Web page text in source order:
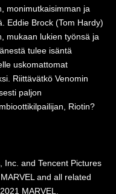
monimutkaisimman ja
Eddie Brock (Tom Hardy)
mukaan lukien työnsä ja
tulee isäntä
uskomattomat
Riittävätkö Venomin
paljon
Riotin?
and Tencent Pictures
and all related
MARVEL.